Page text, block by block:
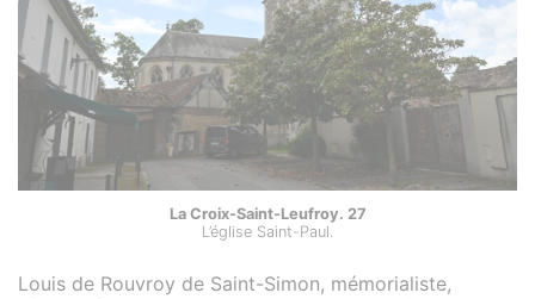
La Croix-Saint-Leufroy. 27
L’église Saint-Paul.
Louis de Rouvroy de Saint-Simon, mémorialiste,